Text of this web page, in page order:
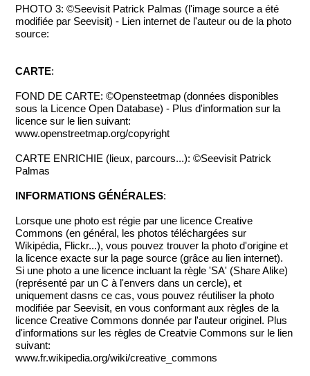
PHOTO 3: ©Seevisit Patrick Palmas (l'image source a été
modifiée par Seevisit) - Lien internet de l'auteur ou de la photo
source:
CARTE:
FOND DE CARTE: ©Opensteetmap (données disponibles
sous la Licence Open Database) - Plus d'information sur la
licence sur le lien suivant:
www.openstreetmap.org/copyright
CARTE ENRICHIE (lieux, parcours...): ©Seevisit Patrick
Palmas
INFORMATIONS GÉNÉRALES:
Lorsque une photo est régie par une licence Creative
Commons (en général, les photos téléchargées sur
Wikipédia, Flickr...), vous pouvez trouver la photo d'origine et
la licence exacte sur la page source (grâce au lien internet).
Si une photo a une licence incluant la règle 'SA' (Share Alike)
(représenté par un C à l'envers dans un cercle), et
uniquement dasns ce cas, vous pouvez réutiliser la photo
modifiée par Seevisit, en vous conformant aux règles de la
licence Creative Commons donnée par l'auteur originel. Plus
d'informations sur les règles de Creatvie Commons sur le lien
suivant:
www.fr.wikipedia.org/wiki/creative_commons